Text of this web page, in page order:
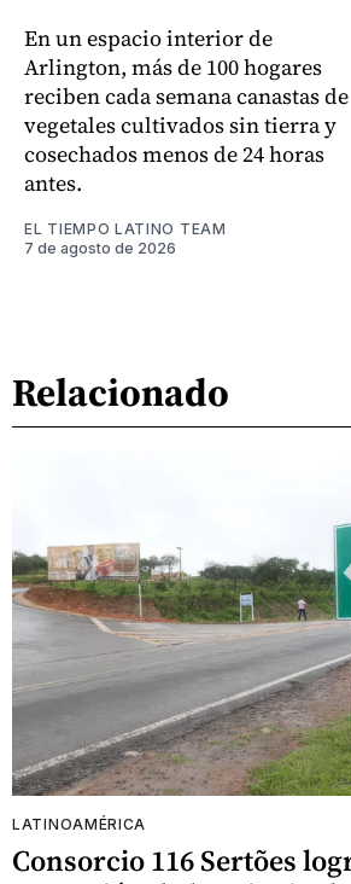
En un espacio interior de
Arlington, más de 100 hogares
reciben cada semana canastas de
vegetales cultivados sin tierra y
cosechados menos de 24 horas
antes.
EL TIEMPO LATINO TEAM
7 de agosto de 2026
Relacionado
LATINOAMÉRICA
Consorcio 116 Sertões